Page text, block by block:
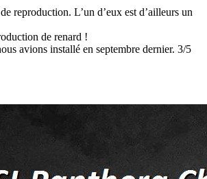
reproduction. L’un d’eux est d’ailleurs un
de renard !
avions installé en septembre dernier. 3/5